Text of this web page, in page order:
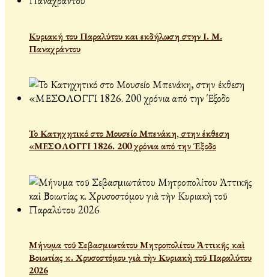
Κυριακή του Παραλύτου και εκδήλωση στην Ι. Μ.
Παναχράντου
Το Κατηχητικό στο Μουσείο Μπενάκη, στην έκθεση
«ΜΕΣΟΛΟΓΓΙ 1826. 200 χρόνια από την Έξοδο
Μήνυμα τοῦ Σεβασμιωτάτου Μητροπολίτου Ἀττικῆς καὶ
Βοιωτίας κ. Χρυσοστόμου γιὰ τὴν Κυριακὴ τοῦ Παραλύτου
2026